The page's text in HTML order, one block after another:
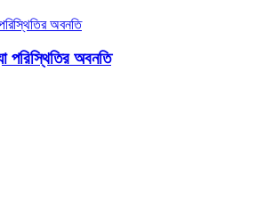
পরিস্থিতির অবনতি